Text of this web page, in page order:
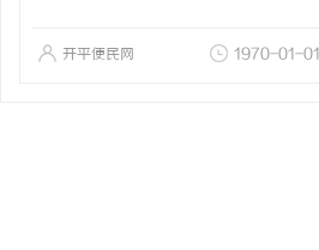
开平便民网 1970-01-01